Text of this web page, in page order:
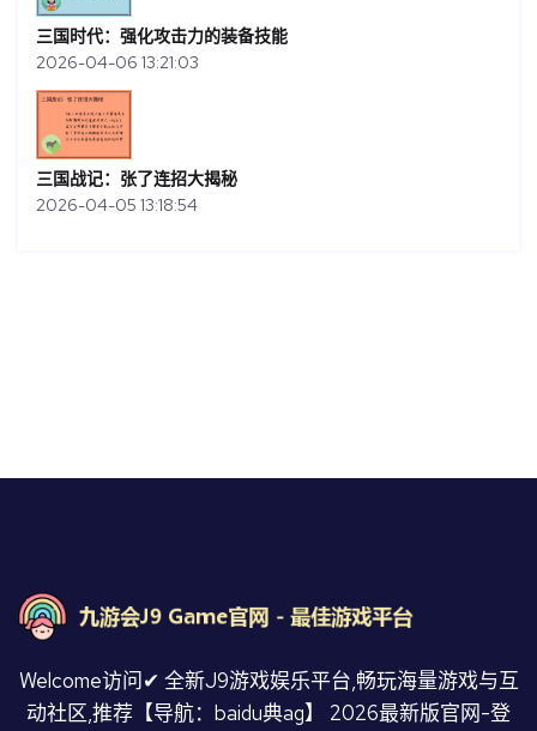
三国时代：强化攻击力的装备技能
2026-04-06 13:21:03
三国战记：张了连招大揭秘
2026-04-05 13:18:54
Welcome访问✔ 全新J9游戏娱乐平台,畅玩海量游戏与互
动社区,推荐【导航：baidu典ag】 2026最新版官网-登